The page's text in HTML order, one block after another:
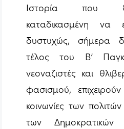
Ιστορία που
καταδικασμένη να
δυστυχώς, σήμερα
τέλος του Β’
νεοναζιστές και
φασισμού,
κοινωνίες των
των